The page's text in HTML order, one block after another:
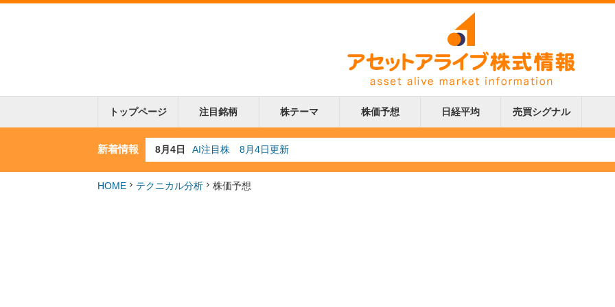
トップページ 注目銘柄 株テーマ 株価予想 日経平均 売買シグナル
新着情報 8月3日
人気業種注目株 8月3日更新
8月2日
金融注目株 8月2日更新
7月10日
半導体注目株 7月10日更新
HOME テクニカル分析 株価予想